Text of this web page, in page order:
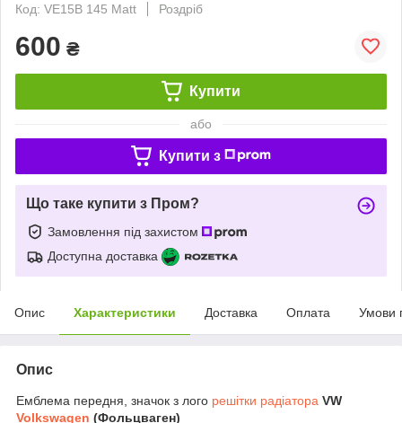
Код: VE15B 145 Matt
Роздріб
600 ₴
Купити
або
Купити з
Що таке купити з Пром?
Замовлення під захистом
Доступна доставка
Опис Характеристики Доставка Оплата Умови
Опис
Емблема передня, значок з лого решітки радіатора VW
Volkswagen (Фольцваген)